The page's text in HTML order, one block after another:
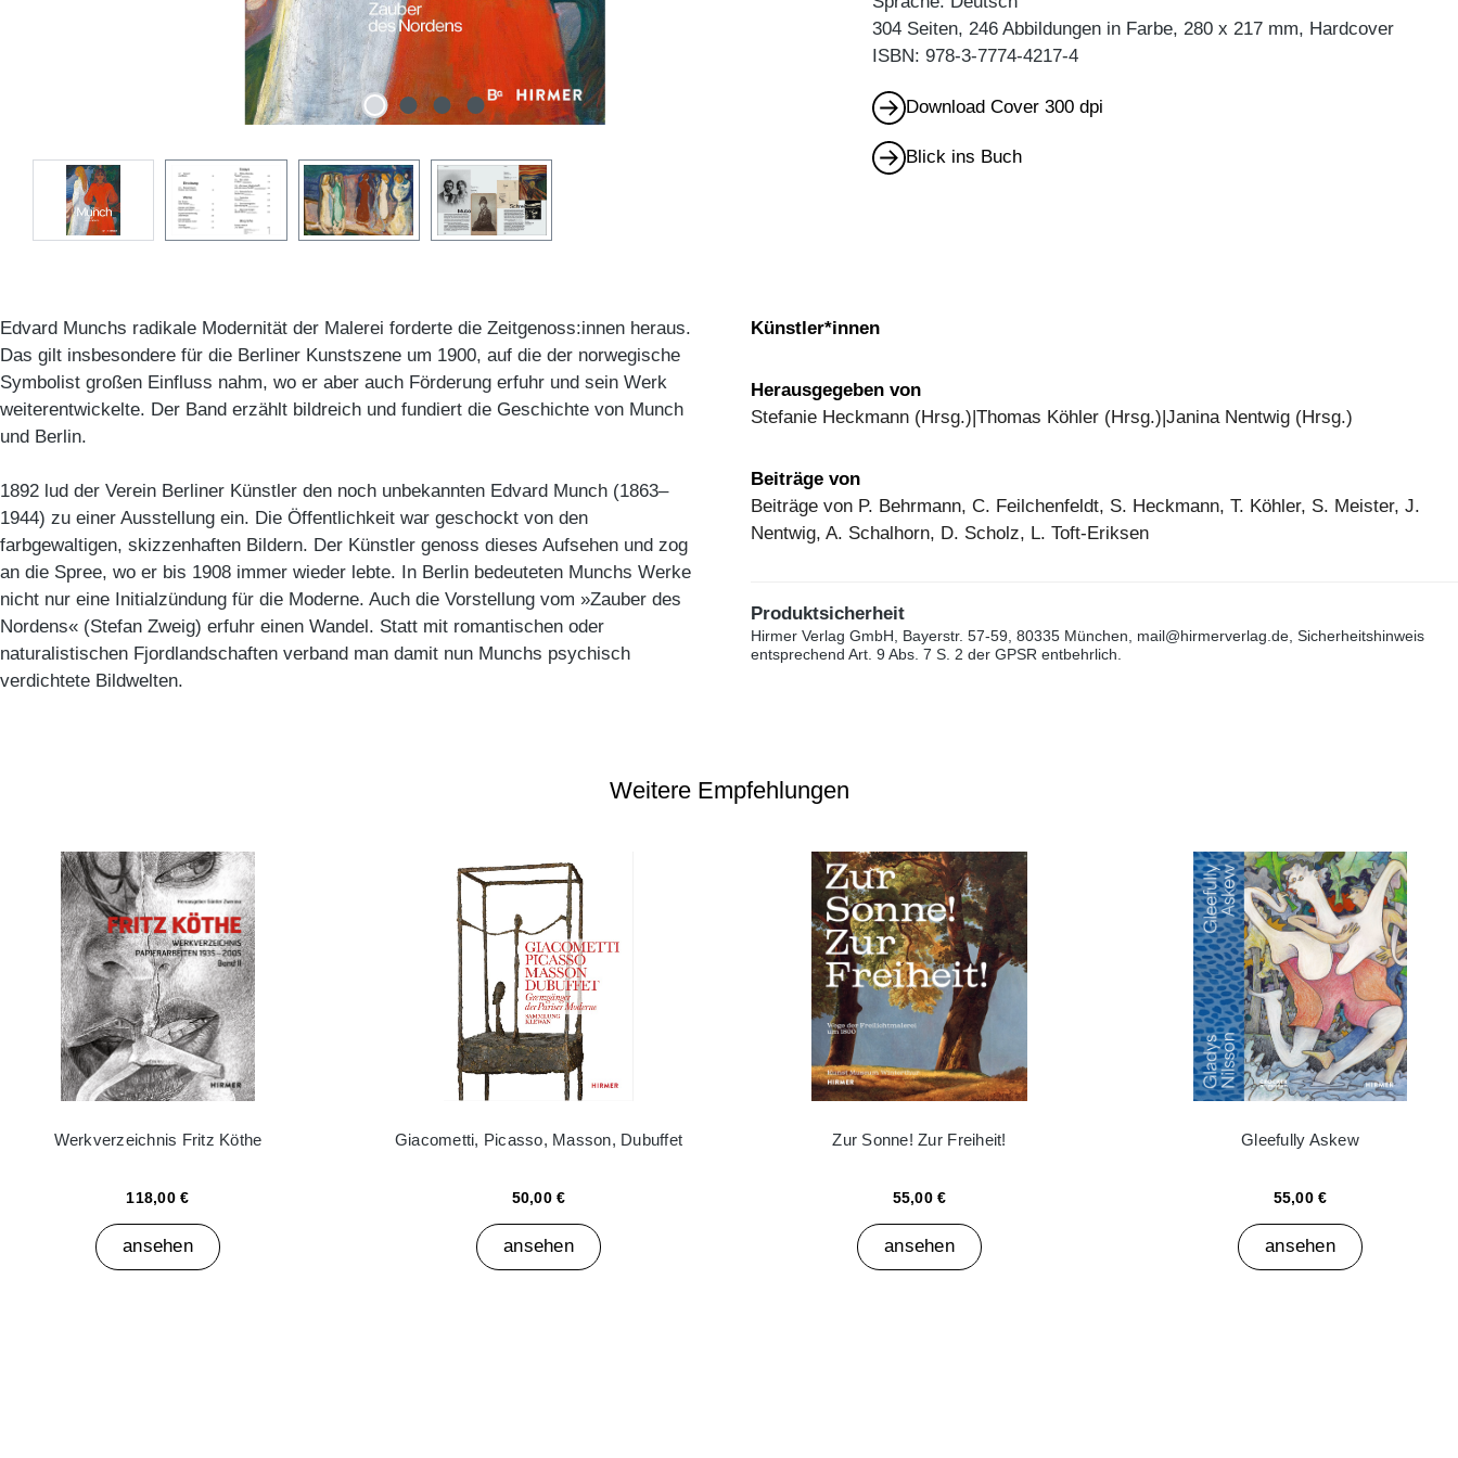
304 Seiten, 246 Abbildungen in Farbe, 280 x 217 mm, Hardcover
ISBN: 978-3-7774-4217-4
Download Cover 300 dpi
Blick ins Buch
Edvard Munchs radikale Modernität der Malerei forderte die Zeitgenoss:innen heraus.
Das gilt insbesondere für die Berliner Kunstszene um 1900, auf die der norwegische
Symbolist großen Einfluss nahm, wo er aber auch Förderung erfuhr und sein Werk
weiterentwickelte. Der Band erzählt bildreich und fundiert die Geschichte von Munch
und Berlin.
1892 lud der Verein Berliner Künstler den noch unbekannten Edvard Munch (1863–
1944) zu einer Ausstellung ein. Die Öffentlichkeit war geschockt von den
farbgewaltigen, skizzenhaften Bildern. Der Künstler genoss dieses Aufsehen und zog
an die Spree, wo er bis 1908 immer wieder lebte. In Berlin bedeuteten Munchs Werke
nicht nur eine Initialzündung für die Moderne. Auch die Vorstellung vom »Zauber des
Nordens« (Stefan Zweig) erfuhr einen Wandel. Statt mit romantischen oder
naturalistischen Fjordlandschaften verband man damit nun Munchs psychisch
verdichtete Bildwelten.
Künstler*innen
Herausgegeben von
Stefanie Heckmann (Hrsg.)|Thomas Köhler (Hrsg.)|Janina Nentwig (Hrsg.)
Beiträge von
Beiträge von P. Behrmann, C. Feilchenfeldt, S. Heckmann, T. Köhler, S. Meister, J.
Nentwig, A. Schalhorn, D. Scholz, L. Toft-Eriksen
Produktsicherheit
Hirmer Verlag GmbH, Bayerstr. 57-59, 80335 München, mail@hirmerverlag.de, Sicherheitshinweis
entsprechend Art. 9 Abs. 7 S. 2 der GPSR entbehrlich.
Weitere Empfehlungen
Werkverzeichnis Fritz Köthe
118,00 €
ansehen
Giacometti, Picasso, Masson, Dubuffet
50,00 €
ansehen
Zur Sonne! Zur Freiheit!
55,00 €
ansehen
Gleefully Askew
55,00 €
ansehen